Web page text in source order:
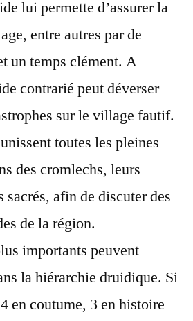
lui permette d’assurer la
entre autres par de
un temps clément. A
contrarié peut déverser
sur le village fautif.
toutes les pleines
des cromlechs, leurs
sacrés, afin de discuter des
de la région.
importants peuvent
la hiérarchie druidique. Si
en coutume, 3 en histoire